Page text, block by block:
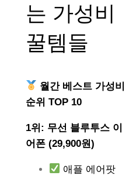
는 가성비
꿀템들
월간 베스트 가성비
순위 TOP 10
1위: 무선 블루투스 이
어폰 (29,900원)
애플 에어팟